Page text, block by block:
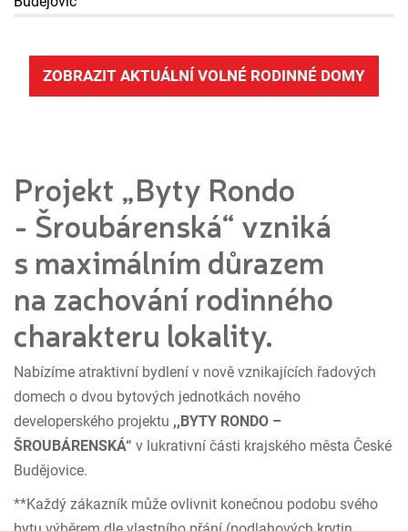
ZOBRAZIT AKTUÁLNÍ VOLNÉ RODINNÉ DOMY
Projekt „Byty Rondo
- Šroubárenská“ vzniká
s maximálním důrazem
na zachování rodinného
charakteru lokality.
Nabízíme atraktivní bydlení v nově vznikajících řadových
domech o dvou bytových jednotkách nového
developerského projektu ,,BYTY RONDO –
ŠROUBÁRENSKÁ“ v lukrativní části krajského města České
Budějovice.
**Každý zákazník může ovlivnit konečnou podobu svého